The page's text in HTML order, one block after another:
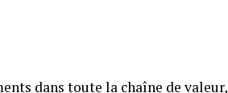
dans toute la chaîne de valeur,